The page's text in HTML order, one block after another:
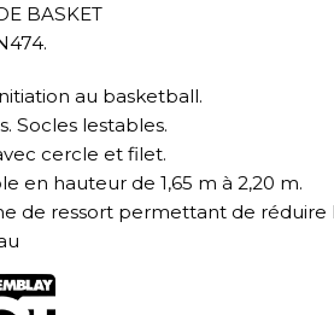
BASKET
au basketball.
Socles lestables.
cercle et filet.
en hauteur de 1,65 m à 2,20 m.
de ressort permettant de